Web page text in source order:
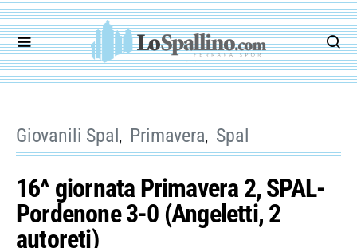
Giovanili Spal Primavera Spal
16^ giornata Primavera 2, SPAL-
Pordenone 3-0 (Angeletti, 2
autoreti)